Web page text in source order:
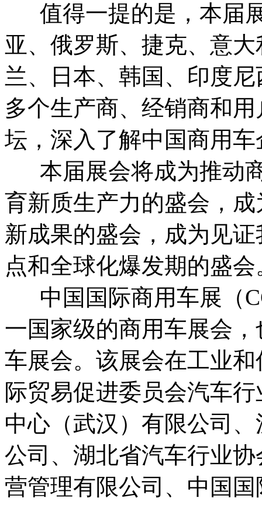
值得一提的是，本届
亚、俄罗斯、捷克、意
兰、日本、韩国、印度
多个生产商、经销商和
坛，深入了解中国商用
本届展会将成为推动
育新质生产力的盛会，
新成果的盛会，成为见
点和全球化爆发期的盛会
中国国际商用车展（
一国家级的商用车展会
车展会。该展会在工业
际贸易促进委员会汽车
中心（武汉）有限公司
公司、湖北省汽车行业
营管理有限公司、中国